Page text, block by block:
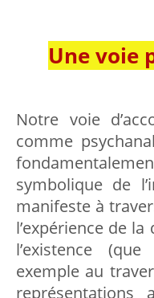
Une voie
Notre voie
comme
symbolique de
manifeste à
l’expérience de
l’existence
exemple au
représentations